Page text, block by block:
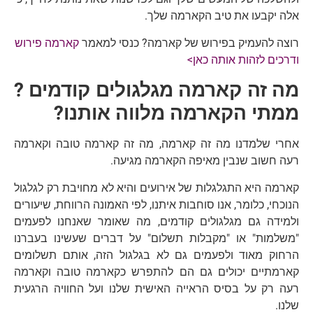
אלה יקבעו את טיב הקארמה שלך.
רוצה להעמיק בפירוש של קארמה? כנסי למאמר קארמה פירוש
ודרכים לזהות אותה כאן>
מה זה קארמה מגלגולים קודמים ?
ממתי הקארמה מלווה אותנו?
אחרי שלמדנו מה זה קארמה, מה זה קארמה טובה וקארמה
רעה חשוב שנבין מאיפה הקארמה מגיעה.
קארמה היא התגלגלות של אירועים והיא לא מחויבת רק לגלגול
הנוכחי, כלומר, אנו סוחבות איתנו, לפי האמונה הרווחת, שיעורים
ולמידה גם מגלגולים קודמים, מה שאומר שאנחנו לפעמים
"משלמות" או "מקבלות תשלום" על דברים שעשינו בעברנו
הרחוק מאוד ולפעמים גם לא בגלגול הזה, אותם תשלומים
קארמתיים יכולים גם הם להתפרש כקארמה טובה וקארמה
רעה רק על בסיס הראייה האישית שלנו ועל החוויה הרגעית
שלנו.